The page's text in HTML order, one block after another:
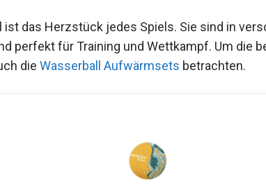
ist das Herzstück jedes Spiels. Sie sind in
perfekt für Training und Wettkampf. Um die
die Wasserball Aufwärmsets betrachten.